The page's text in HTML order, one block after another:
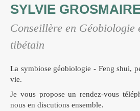
SYLVIE
Conseillère en Géobiologie
tibétain
La symbiose géobiologie - Feng shui,
vie.
Je vous propose un rendez-vous
nous en discutions ensemble.